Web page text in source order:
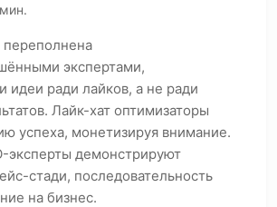
переполнена
экспертами,
идеи ради лайков, а не ради
Лайк-хат оптимизаторы
успеха, монетизируя внимание.
эксперты демонстрируют
стади, последовательность
на бизнес.